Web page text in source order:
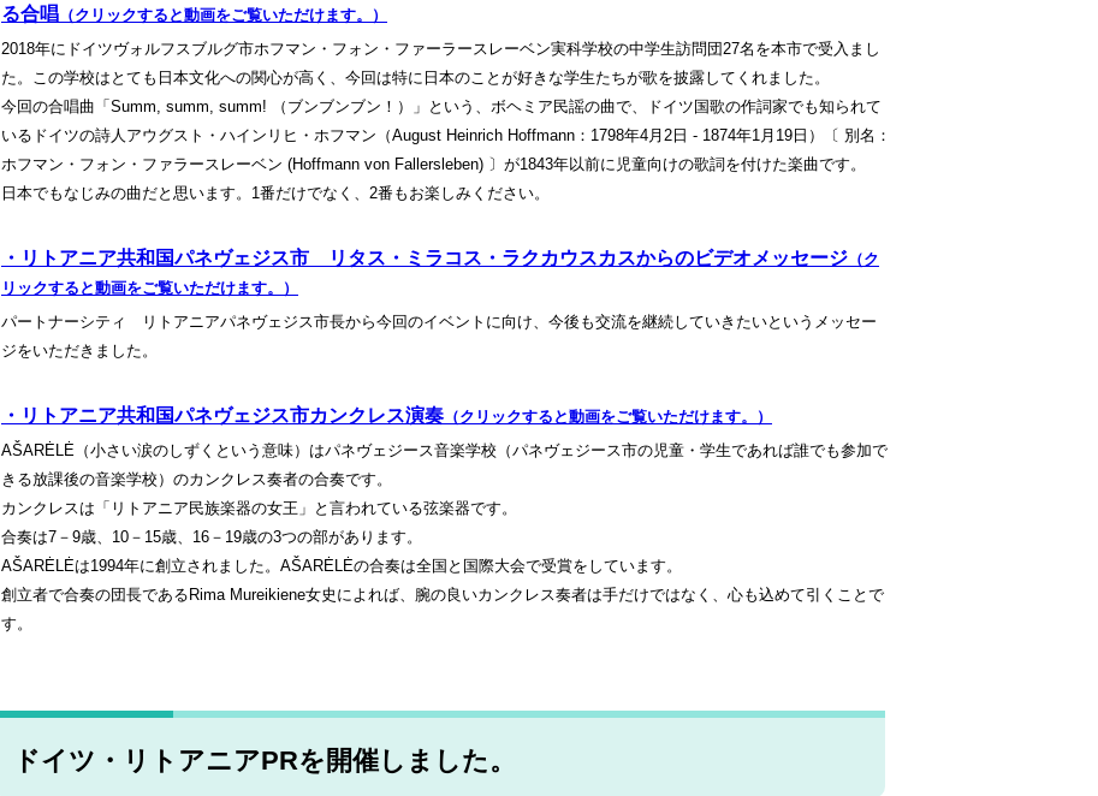
る合唱 （クリックすると動画をご覧いただけます。）
2018年にドイツヴォルフスブルグ市ホフマン・フォン・ファーラースレーベン実科学校の中学生訪問団27名を本市で受入まし
た。この学校はとても日本文化への関心が高く、今回は特に日本のことが好きな学生たちが歌を披露してくれました。
今回の合唱曲「Summ, summ, summ! （ブンブンブン！）」という、ボヘミア民謡の曲で、ドイツ国歌の作詞家でも知られて
いるドイツの詩人アウグスト・ハインリヒ・ホフマン（August Heinrich Hoffmann：1798年4月2日 - 1874年1月19日）〔 別名：
ホフマン・フォン・ファラースレーベン (Hoffmann von Fallersleben) 〕が1843年以前に児童向けの歌詞を付けた楽曲です。
日本でもなじみの曲だと思います。1番だけでなく、2番もお楽しみください。
・リトアニア共和国パネヴェジス市 リタス・ミラコス・ラクカウスカスからのビデオメッセージ （ク
リックすると動画をご覧いただけます。）
パートナーシティ リトアニアパネヴェジス市長から今回のイベントに向け、今後も交流を継続していきたいというメッセー
ジをいただきました。
・リトアニア共和国パネヴェジス市カンクレス演奏 （クリックすると動画をご覧いただけます。）
AŠARĖLĖ（小さい涙のしずくという意味）はパネヴェジース音楽学校（パネヴェジース市の児童・学生であれば誰でも参加で
きる放課後の音楽学校）のカンクレス奏者の合奏です。
カンクレスは「リトアニア民族楽器の女王」と言われている弦楽器です。
合奏は7－9歳、10－15歳、16－19歳の3つの部があります。
AŠARĖLĖは1994年に創立されました。AŠARĖLĖの合奏は全国と国際大会で受賞をしています。
創立者で合奏の団長であるRima Mureikiene女史によれば、腕の良いカンクレス奏者は手だけではなく、心も込めて引くことで
す。
ドイツ・リトアニアPRを開催しました。